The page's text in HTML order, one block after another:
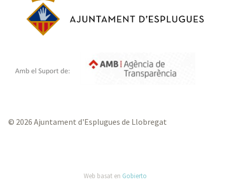
© 2026 Ajuntament d'Esplugues de Llobregat
Web basat en Gobierto